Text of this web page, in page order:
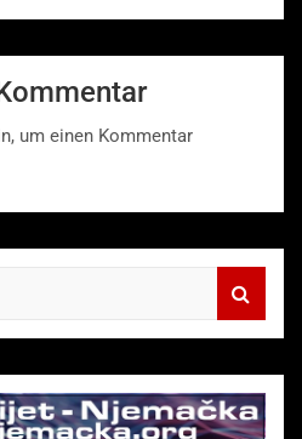
um einen Kommentar